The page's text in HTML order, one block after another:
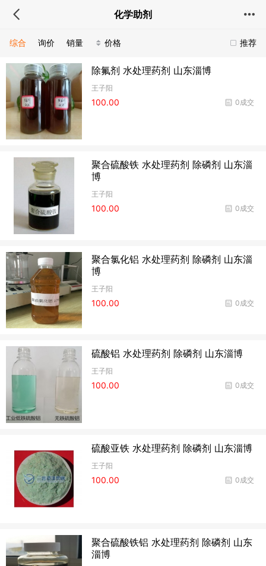
化学助剂
推荐
综合 询价 销量 价格
除氟剂 水处理药剂 山东淄博
王子阳
0成交
100.00
聚合硫酸铁 水处理药剂 除磷剂 山东淄
博
王子阳
0成交
100.00
聚合氯化铝 水处理药剂 除磷剂 山东淄
博
王子阳
0成交
100.00
硫酸铝 水处理药剂 除磷剂 山东淄博
王子阳
0成交
100.00
硫酸亚铁 水处理药剂 除磷剂 山东淄博
王子阳
0成交
100.00
聚合硫酸铁铝 水处理药剂 除磷剂 山东
淄博